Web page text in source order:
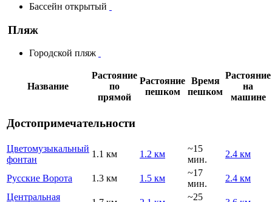
Бассейн открытый
Пляж
Городской пляж
Название
Растояние
по
прямой
Растояние
пешком
Время
пешком
Растояние
на
машине
Достопримечательности
Цветомузыкальный
фонтан
1.1 км 1.2 км
~15
мин.
2.4 км
Русские Ворота 1.3 км 1.5 км
~17
мин.
2.4 км
Центральная
~25